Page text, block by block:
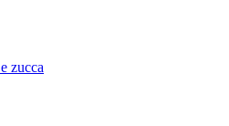
zucca